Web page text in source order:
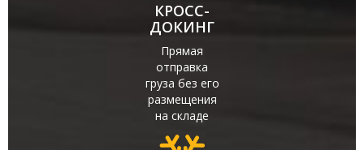
КРОСС-
ДОКИНГ
Прямая
отправка
груза без его
размещения
на складе